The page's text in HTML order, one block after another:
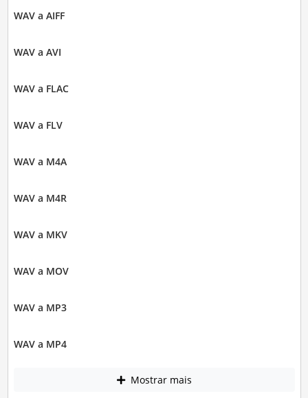
WAV a AIFF
WAV a AVI
WAV a FLAC
WAV a FLV
WAV a M4A
WAV a M4R
WAV a MKV
WAV a MOV
WAV a MP3
WAV a MP4
Mostrar mais